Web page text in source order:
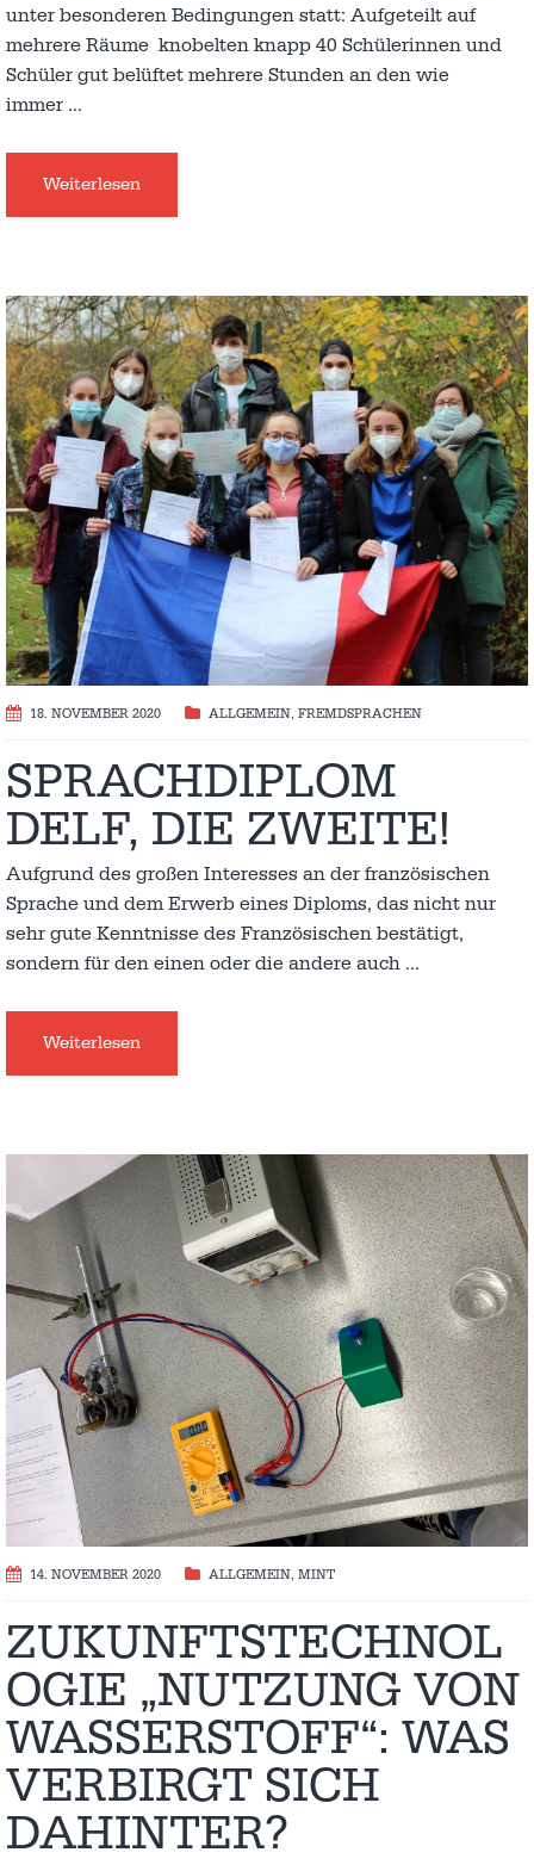
unter besonderen Bedingungen statt: Aufgeteilt auf
mehrere Räume knobelten knapp 40 Schülerinnen und
Schüler gut belüftet mehrere Stunden an den wie
immer …
Weiterlesen
18. NOVEMBER 2020 ALLGEMEIN, FREMDSPRACHEN
SPRACHDIPLOM
DELF, DIE ZWEITE!
Aufgrund des großen Interesses an der französischen
Sprache und dem Erwerb eines Diploms, das nicht nur
sehr gute Kenntnisse des Französischen bestätigt,
sondern für den einen oder die andere auch …
Weiterlesen
14. NOVEMBER 2020 ALLGEMEIN, MINT
ZUKUNFTSTECHNOL
OGIE „NUTZUNG VON
WASSERSTOFF“: WAS
VERBIRGT SICH
DAHINTER?